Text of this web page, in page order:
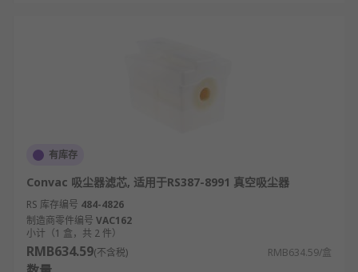
通用性广：部分核心配件（如软管、延长杆）
吸尘器有哪些配件？
吸尘器主要由电机、风机、吸尘组件、吸尘附件等构
成，吸尘部分包含滤尘器与集尘室，用于过滤和储存
灰尘垃圾。吸尘附件包含软管、吸嘴、手柄等配件。
有库存
Convac 吸尘器滤芯, 适用于RS387-8991 真空吸尘器
RS 库存编号 484-4826
制造商零件编号 VAC162
小计（1 盒，共 2 件）
RMB634.59(不含税) RMB634.59/盒